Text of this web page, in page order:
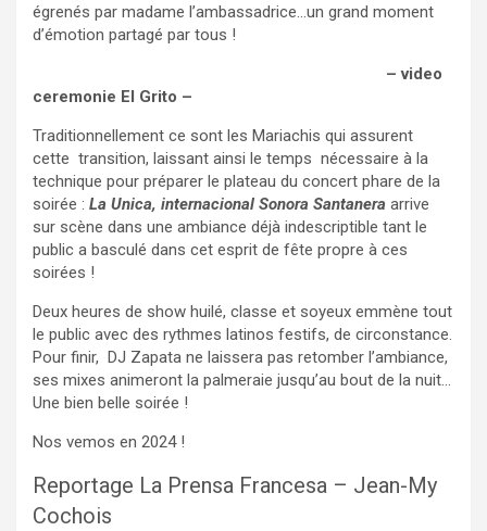
égrenés par madame l’ambassadrice…un grand moment
d’émotion partagé par tous !
– video
ceremonie El Grito –
Traditionnellement ce sont les Mariachis qui assurent
cette transition, laissant ainsi le temps nécessaire à la
technique pour préparer le plateau du concert phare de la
soirée : La Unica, internacional Sonora Santanera arrive
sur scène dans une ambiance déjà indescriptible tant le
public a basculé dans cet esprit de fête propre à ces
soirées !
Deux heures de show huilé, classe et soyeux emmène tout
le public avec des rythmes latinos festifs, de circonstance.
Pour finir, DJ Zapata ne laissera pas retomber l’ambiance,
ses mixes animeront la palmeraie jusqu’au bout de la nuit…
Une bien belle soirée !
Nos vemos en 2024 !
Reportage La Prensa Francesa – Jean-My
Cochois